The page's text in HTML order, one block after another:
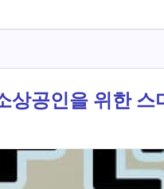
상공인을 위한 스